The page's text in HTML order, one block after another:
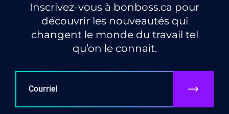
Inscrivez-vous à bonboss.ca pour
découvrir les nouveautés qui
changent le monde du travail tel
qu’on le connait.